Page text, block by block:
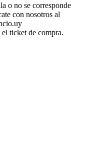
o no se corresponde
con nosotros al
ticket de compra.